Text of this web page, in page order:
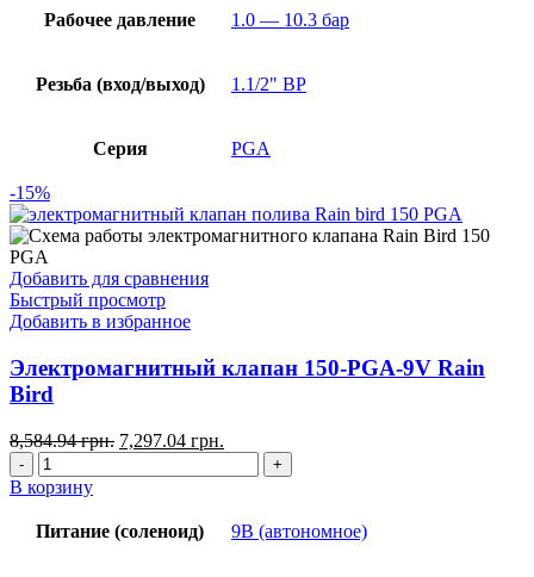
Рабочее давление 1.0 — 10.3 бар
Резьба (вход/выход) 1.1/2" ВР
Серия PGA
-15%
Добавить для сравнения
Быстрый просмотр
Добавить в избранное
Электромагнитный клапан 150-PGA-9V Rain
Bird
8,584.94грн. 7,297.04 грн.
В корзину
Питание (соленоид) 9В (автономное)